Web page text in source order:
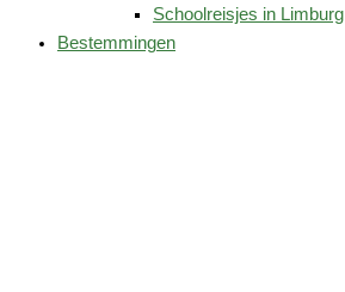
Schoolreisjes in Limburg
Bestemmingen